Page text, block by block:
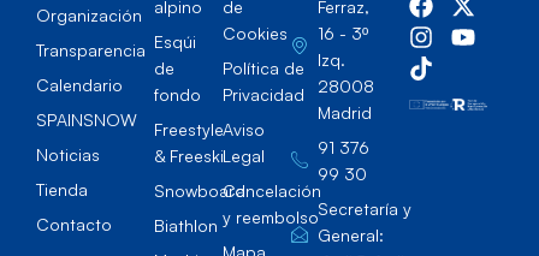
Organización
Transparencia
Calendario
SPAINSNOW
Noticias
Tienda
Contacto
alpino
Esqúi
de
fondo
Freestyle
& Freeski
Snowboard
Biathlon
de
Cookies
Política de
Privacidad
Aviso
Legal
Cancelación
y reembolso
Ferraz,
16 - 3º
Izq.
28008
Madrid
91 376
99 30
Secretaría y
General: